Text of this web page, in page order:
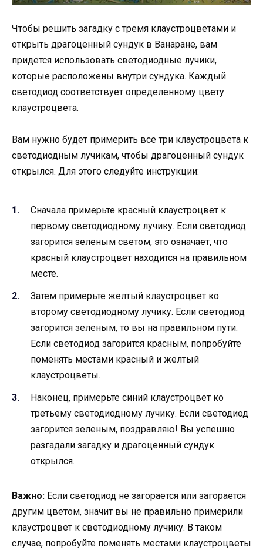
Чтобы решить загадку с тремя клаустроцветами и
открыть драгоценный сундук в Ванаране, вам
придется использовать светодиодные лучики,
которые расположены внутри сундука. Каждый
светодиод соответствует определенному цвету
клаустроцвета.
Вам нужно будет примерить все три клаустроцвета к
светодиодным лучикам, чтобы драгоценный сундук
открылся. Для этого следуйте инструкции:
Сначала примерьте красный клаустроцвет к
первому светодиодному лучику. Если светодиод
загорится зеленым светом, это означает, что
красный клаустроцвет находится на правильном
месте.
Затем примерьте желтый клаустроцвет ко
второму светодиодному лучику. Если светодиод
загорится зеленым, то вы на правильном пути.
Если светодиод загорится красным, попробуйте
поменять местами красный и желтый
клаустроцветы.
Наконец, примерьте синий клаустроцвет ко
третьему светодиодному лучику. Если светодиод
загорится зеленым, поздравляю! Вы успешно
разгадали загадку и драгоценный сундук
открылся.
Важно: Если светодиод не загорается или загорается
другим цветом, значит вы не правильно примерили
клаустроцвет к светодиодному лучику. В таком
случае, попробуйте поменять местами клаустроцветы